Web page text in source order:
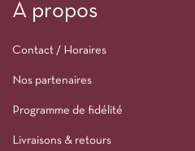
À propos
Contact / Horaires
Nos partenaires
Programme de fidélité
Livraisons & retours